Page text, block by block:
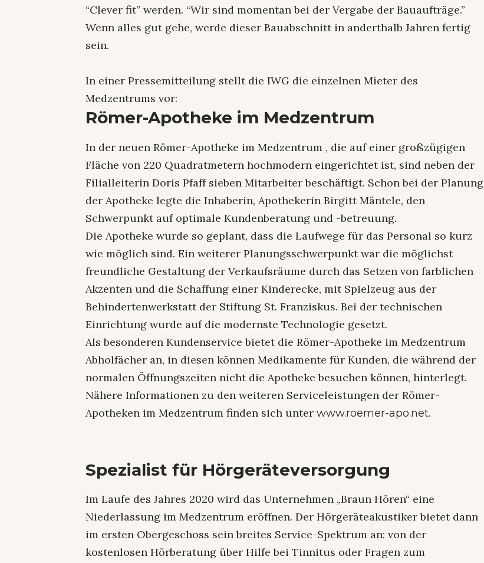
“Clever fit” werden. “Wir sind momentan bei der Vergabe der Bauaufträge.”
Wenn alles gut gehe, werde dieser Bauabschnitt in anderthalb Jahren fertig
sein.
In einer Pressemitteilung stellt die IWG die einzelnen Mieter des
Medzentrums vor:
Römer-Apotheke im Medzentrum
In der neuen Römer-Apotheke im Medzentrum , die auf einer großzügigen
Fläche von 220 Quadratmetern hochmodern eingerichtet ist, sind neben der
Filialleiterin Doris Pfaff sieben Mitarbeiter beschäftigt. Schon bei der Planung
der Apotheke legte die Inhaberin, Apothekerin Birgitt Mäntele, den
Schwerpunkt auf optimale Kundenberatung und -betreuung.
Die Apotheke wurde so geplant, dass die Laufwege für das Personal so kurz
wie möglich sind. Ein weiterer Planungsschwerpunkt war die möglichst
freundliche Gestaltung der Verkaufsräume durch das Setzen von farblichen
Akzenten und die Schaffung einer Kinderecke, mit Spielzeug aus der
Behindertenwerkstatt der Stiftung St. Franziskus. Bei der technischen
Einrichtung wurde auf die modernste Technologie gesetzt.
Als besonderen Kundenservice bietet die Römer-Apotheke im Medzentrum
Abholfächer an, in diesen können Medikamente für Kunden, die während der
normalen Öffnungszeiten nicht die Apotheke besuchen können, hinterlegt.
Nähere Informationen zu den weiteren Serviceleistungen der Römer-
Apotheken im Medzentrum finden sich unterwww.roemer-apo.net.
Spezialist für Hörgeräteversorgung
Im Laufe des Jahres 2020 wird das Unternehmen „Braun Hören“ eine
Niederlassung im Medzentrum eröffnen. Der Hörgeräteakustiker bietet dann
im ersten Obergeschoss sein breites Service-Spektrum an: von der
kostenlosen Hörberatung über Hilfe bei Tinnitus oder Fragen zum